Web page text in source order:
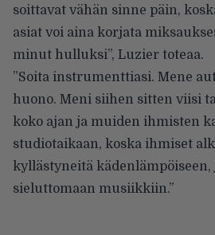
soittavat vähän sinne päin,
asiat voi aina korjata
minut hulluksi”, Luzier toteaa.
”Soita instrumenttiasi. Mene
huono. Meni siihen sitten viisi
koko ajan ja muiden ihmisten
studiotaikaan, koska ihmiset
kyllästyneitä kädenlämpöiseen,
sieluttomaan musiikkiin.”